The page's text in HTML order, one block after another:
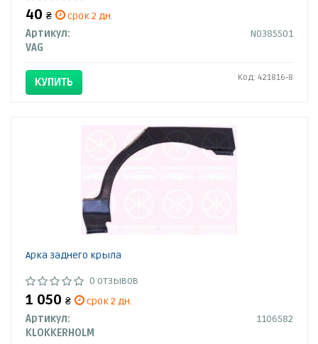
40 ₴
срок 2 дн.
Артикул:
N0385501
VAG
КУПИТЬ Код: 421816-8
Арка заднего крыла
0 отзывов
1 050 ₴
срок 2 дн.
Артикул:
1106582
KLOKKERHOLM